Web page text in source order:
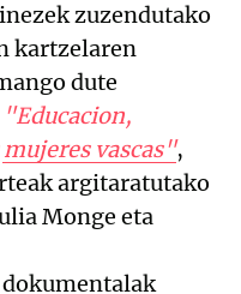
zuzendutako
kartzelaren
dute
"Educacion,
vascas",
argitaratutako
Monge eta